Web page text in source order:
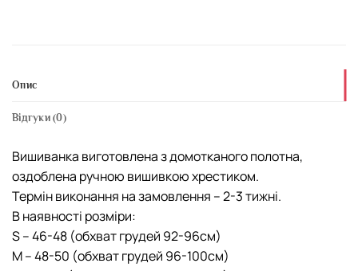
Опис
Відгуки (0)
Вишиванка виготовлена з домотканого полотна,
оздоблена ручною вишивкою хрестиком.
Термін виконання на замовлення – 2-3 тижні.
В наявності розміри:
S – 46-48 (обхват грудей 92-96см)
М – 48-50 (обхват грудей 96-100см)